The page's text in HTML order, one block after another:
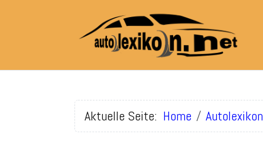
Aktuelle Seite: Home Autolexikon